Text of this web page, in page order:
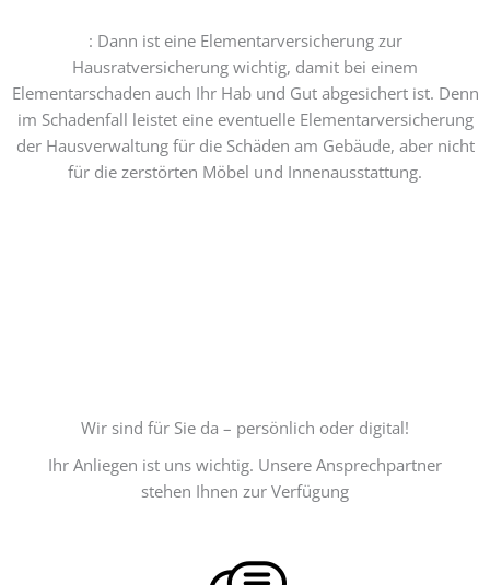
: Dann ist eine Elementarversicherung zur
Hausratversicherung wichtig, damit bei einem
Elementarschaden auch Ihr Hab und Gut abgesichert ist. Denn
im Schadenfall leistet eine eventuelle Elementarversicherung
der Hausverwaltung für die Schäden am Gebäude, aber nicht
für die zerstörten Möbel und Innenausstattung.
Wir sind für Sie da – persönlich oder digital!
Ihr Anliegen ist uns wichtig. Unsere Ansprechpartner
stehen Ihnen zur Verfügung